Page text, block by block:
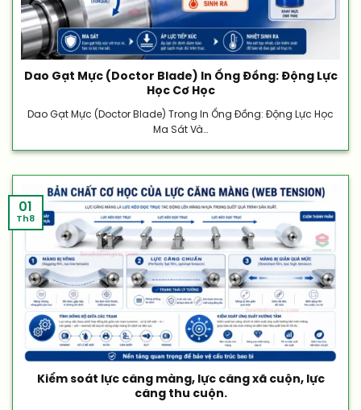
Dao Gạt Mực (Doctor Blade) In Ống Đồng: Động Lực
Học Cơ Học
Dao Gạt Mực (Doctor Blade) Trong In Ống Đồng: Động Lực Học
Ma Sát Và...
Kiểm soát lực căng màng, lực căng xã cuộn, lực
căng thu cuộn.
01
Th8